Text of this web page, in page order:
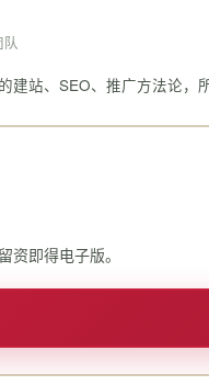
队
建站、SEO、推广方法论，
资即得电子版。